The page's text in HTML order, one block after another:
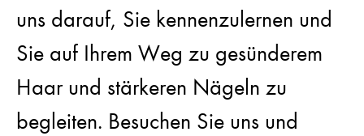
uns darauf, Sie kennenzulernen und
Sie auf Ihrem Weg zu gesünderem
Haar und stärkeren Nägeln zu
begleiten. Besuchen Sie uns und